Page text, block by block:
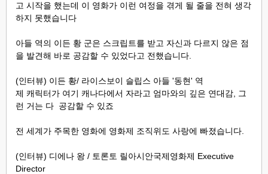
고 시작을 했는데 이 영화가 이런 여정을 겪게 될 줄을 전혀 생각
하지 못했습니다
아들 역의 이든 황 군은 스크립트를 받고 자신과 다르지 않은 점
을 발견해 바로 공감할 수 있었다고 전했습니다.
(인터뷰) 이든 황/ 라이스보이 슬립스 아들 '동현' 역
제 캐릭터가 여기 캐나다에서 자라고 엄마와의 깊은 연대감, 그
런 거는 다 공감할 수 있죠
전 세계가 주목한 영화에 영화제 조직위도 사랑에 빠졌습니다.
(인터뷰) 디에나 왕 / 토론토 릴아시안국제영화제 Executive
Director